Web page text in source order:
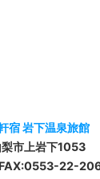
宿 岩下温泉旅館
市上岩下1053
22-